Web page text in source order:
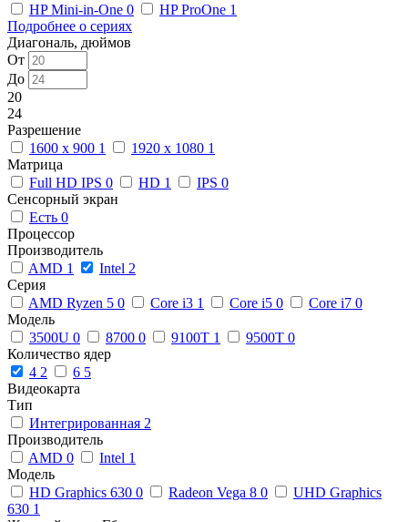
HP Mini-in-One 0 HP ProOne 1
Подробнее о сериях
Диагональ, дюймов
От
До
20
24
Разрешение
1600 x 900 1 1920 x 1080 1
Матрица
Full HD IPS 0 HD 1 IPS 0
Сенсорный экран
Есть 0
Процессор
Производитель
AMD 1 Intel 2
Серия
AMD Ryzen 5 0 Core i3 1 Core i5 0 Core i7 0
Модель
3500U 0 8700 0 9100T 1 9500T 0
Количество ядер
4 2 6 5
Видеокарта
Тип
Интегрированная 2
Производитель
AMD 0 Intel 1
Модель
HD Graphics 630 0 Radeon Vega 8 0
UHD Graphics
630 1